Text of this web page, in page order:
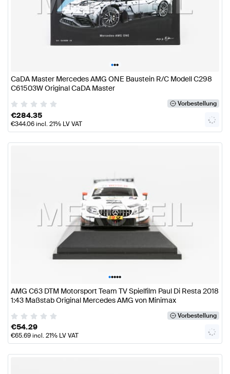
•••
CaDA Master Mercedes AMG ONE Baustein R/C Modell C298
C61503W Original CaDA Master
Vorbestellung
€284.35
€344.06incl. 21% LV VAT
•••••
AMG C63 DTM Motorsport Team TV Spielfilm Paul Di Resta 2018
1:43 Maßstab Original Mercedes AMG von Minimax
Vorbestellung
€54.29
€65.69incl. 21% LV VAT